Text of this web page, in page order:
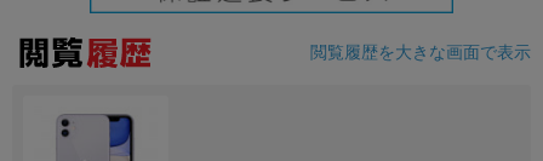
閲覧履歴を大きな画面で表示